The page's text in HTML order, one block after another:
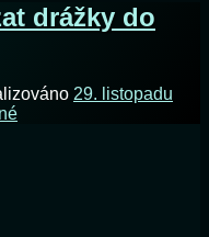
drážky do
29. listopadu